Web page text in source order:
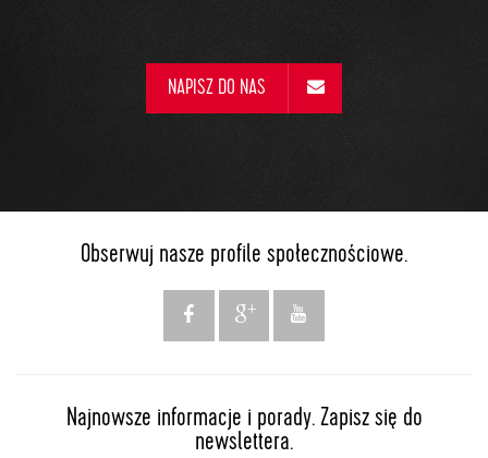
NAPISZ DO NAS
Obserwuj nasze profile społecznościowe.
Najnowsze informacje i porady. Zapisz się do
newslettera.